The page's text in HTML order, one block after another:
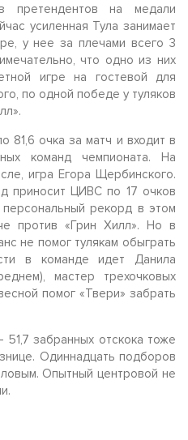
претендентов на медали
усиленная Тула занимает
у нее за плечами всего 3
что одно из них
игре на гостевой для
по одной победе у туляков
очка за матч и входит в
команд чемпионата. На
игра Егора Щербинского.
приносит ЦИВС по 17 очков
рекорд в этом
против «Грин Хилл». Но в
не помог тулякам обыграть
в команде идет Данила
мастер трехочковых
помог «Твери» забрать
забранных отскока тоже
Одиннадцать подборов
Опытный центровой не